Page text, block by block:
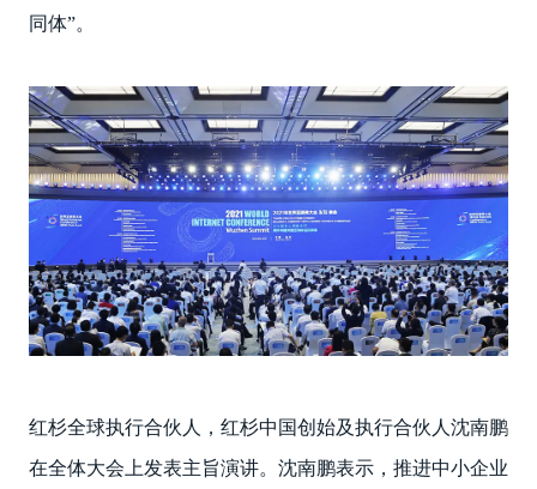
同体”。
红杉全球执行合伙人，红杉中国创始及执行合伙人沈南鹏
在全体大会上发表主旨演讲。沈南鹏表示，推进中小企业